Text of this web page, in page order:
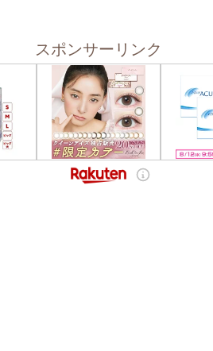
スポンサーリンク